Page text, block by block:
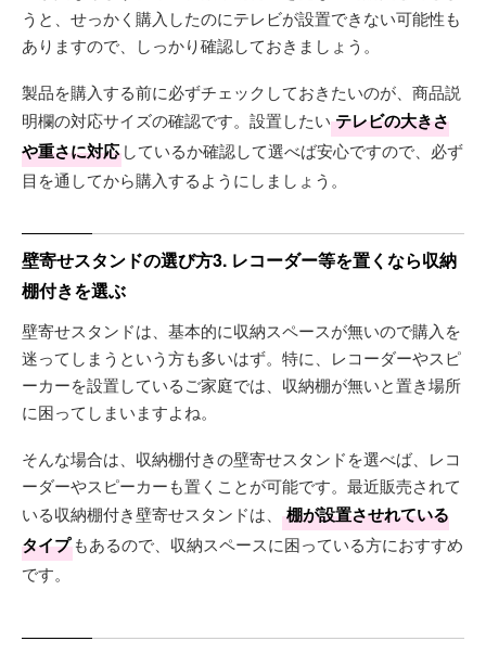
うと、せっかく購入したのにテレビが設置できない可能性も
ありますので、しっかり確認しておきましょう。
製品を購入する前に必ずチェックしておきたいのが、商品説
明欄の対応サイズの確認です。設置したい テレビの大きさ
や重さに対応 しているか確認して選べば安心ですので、必ず
目を通してから購入するようにしましょう。
壁寄せスタンドの選び方3. レコーダー等を置くなら収納
棚付きを選ぶ
壁寄せスタンドは、基本的に収納スペースが無いので購入を
迷ってしまうという方も多いはず。特に、レコーダーやスピ
ーカーを設置しているご家庭では、収納棚が無いと置き場所
に困ってしまいますよね。
そんな場合は、収納棚付きの壁寄せスタンドを選べば、レコ
ーダーやスピーカーも置くことが可能です。最近販売されて
いる収納棚付き壁寄せスタンドは、
棚が設置させれている
タイプ もあるので、収納スペースに困っている方におすすめ
です。